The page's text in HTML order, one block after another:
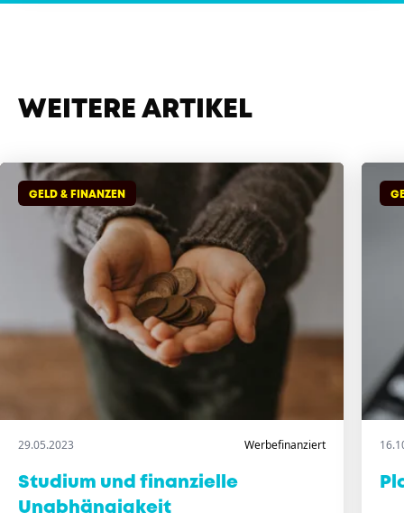
WEITERE ARTIKEL
GELD & FINANZEN
29.05.2023 Werbefinanziert
Studium und finanzielle
Unabhängigkeit